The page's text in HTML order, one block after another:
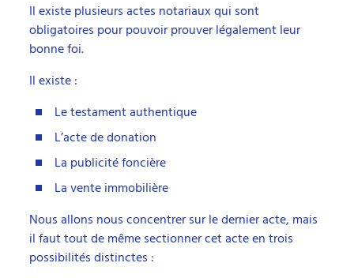
Il existe plusieurs actes notariaux qui sont
obligatoires pour pouvoir prouver légalement leur
bonne foi.
Il existe :
Le testament authentique
L’acte de donation
La publicité foncière
La vente immobilière
Nous allons nous concentrer sur le dernier acte, mais
il faut tout de même sectionner cet acte en trois
possibilités distinctes :